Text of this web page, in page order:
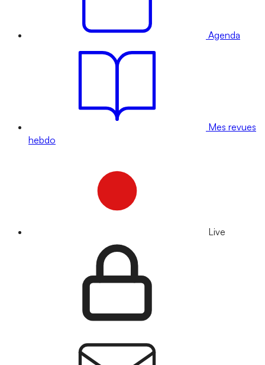
Agenda
Mes revues
hebdo
Live